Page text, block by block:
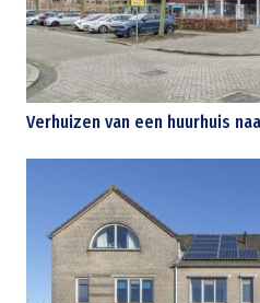
Verhuizen van een huurhuis